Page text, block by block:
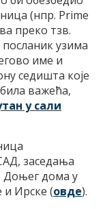
(нпр. Prime
преко тзв.
узима
име и
седишта које
важећа,
у сали
заседања
Доњег дома у
и Ирске (овде).